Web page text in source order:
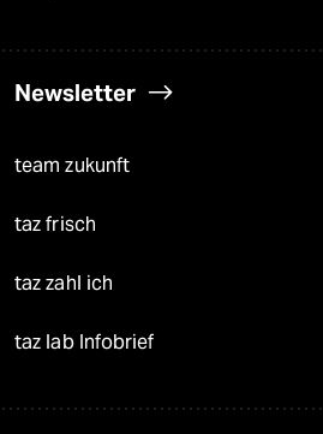
Newsletter
team zukunft
taz frisch
taz zahl ich
taz lab Infobrief